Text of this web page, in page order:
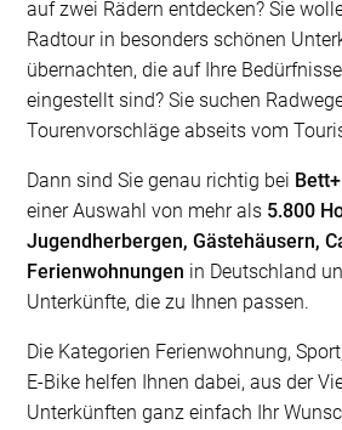
auf zwei Rädern entdecken? Sie
Radtour in besonders schönen
übernachten, die auf Ihre
eingestellt sind? Sie suchen
Tourenvorschläge abseits vom
Dann sind Sie genau richtig bei
einer Auswahl von mehr als 5.800
Jugendherbergen, Gästehäusern,
Ferienwohnungen in Deutschland
Unterkünfte, die zu Ihnen passen.
Die Kategorien Ferienwohnung,
E-Bike helfen Ihnen dabei, aus der
Unterkünften ganz einfach Ihr